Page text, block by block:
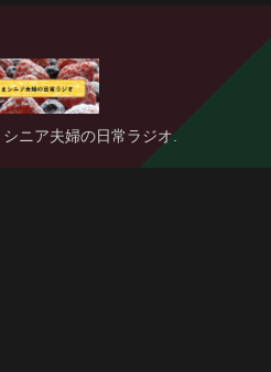
ニア夫婦の日常ラジオ.